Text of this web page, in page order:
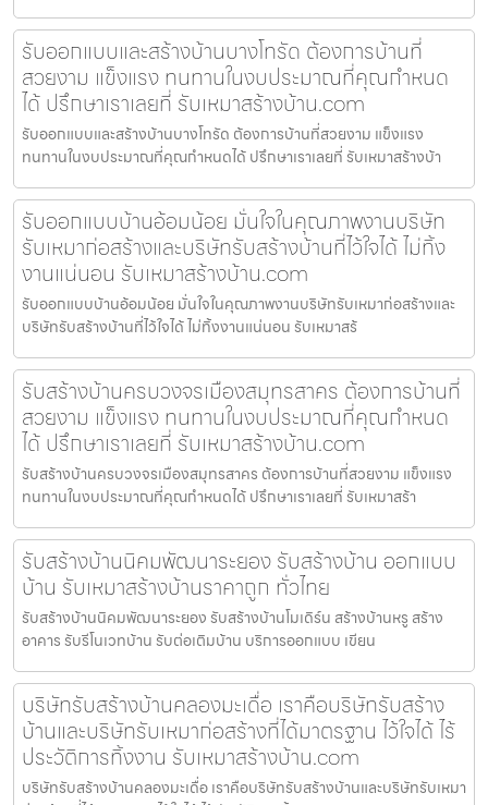
รับออกแบบและสร้างบ้านบางโทรัด ต้องการบ้านที่
สวยงาม แข็งแรง ทนทานในงบประมาณที่คุณกำหนด
ได้ ปรึกษาเราเลยที่ รับเหมาสร้างบ้าน.com
รับออกแบบและสร้างบ้านบางโทรัด ต้องการบ้านที่สวยงาม แข็งแรง
ทนทานในงบประมาณที่คุณกำหนดได้ ปรึกษาเราเลยที่ รับเหมาสร้างบ้า
รับออกแบบบ้านอ้อมน้อย มั่นใจในคุณภาพงานบริษัท
รับเหมาก่อสร้างและบริษัทรับสร้างบ้านที่ไว้ใจได้ ไม่ทิ้ง
งานแน่นอน รับเหมาสร้างบ้าน.com
รับออกแบบบ้านอ้อมน้อย มั่นใจในคุณภาพงานบริษัทรับเหมาก่อสร้างและ
บริษัทรับสร้างบ้านที่ไว้ใจได้ ไม่ทิ้งงานแน่นอน รับเหมาสร้
รับสร้างบ้านครบวงจรเมืองสมุทรสาคร ต้องการบ้านที่
สวยงาม แข็งแรง ทนทานในงบประมาณที่คุณกำหนด
ได้ ปรึกษาเราเลยที่ รับเหมาสร้างบ้าน.com
รับสร้างบ้านครบวงจรเมืองสมุทรสาคร ต้องการบ้านที่สวยงาม แข็งแรง
ทนทานในงบประมาณที่คุณกำหนดได้ ปรึกษาเราเลยที่ รับเหมาสร้า
รับสร้างบ้านนิคมพัฒนาระยอง รับสร้างบ้าน ออกแบบ
บ้าน รับเหมาสร้างบ้านราคาถูก ทั่วไทย
รับสร้างบ้านนิคมพัฒนาระยอง รับสร้างบ้านโมเดิร์น สร้างบ้านหรู สร้าง
อาคาร รับรีโนเวทบ้าน รับต่อเติมบ้าน บริการออกแบบ เขียน
บริษัทรับสร้างบ้านคลองมะเดื่อ เราคือบริษัทรับสร้าง
บ้านและบริษัทรับเหมาก่อสร้างที่ได้มาตรฐาน ไว้ใจได้ ไร้
ประวัติการทิ้งงาน รับเหมาสร้างบ้าน.com
บริษัทรับสร้างบ้านคลองมะเดื่อ เราคือบริษัทรับสร้างบ้านและบริษัทรับเหมา